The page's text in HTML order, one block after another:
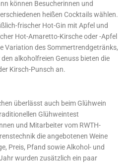
können Besucherinnen und
heißen Cocktails wählen.
frischer Hot-Gin mit Apfel und
Hot-Amaretto-Kirsche oder -Apfel
Variation des Sommertrendgetränks,
alkoholfreien Genuss bieten die
Kirsch-Punsch an.
überlässt auch beim Glühwein
Glühweintest
und Mitarbeiter vom RWTH-
die angebotenen Weine
Preis, Pfand sowie Alkohol- und
wurden zusätzlich ein paar